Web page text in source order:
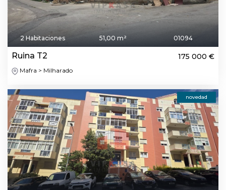
2 Habitaciones 51,00 m² 01094
Ruina T2 175 000 €
Mafra > Milharado
novedad